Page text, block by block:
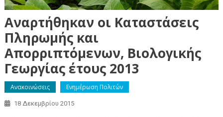
Αναρτήθηκαν οι Καταστάσεις
Πληρωμής και
Απορριπτόμενων, Βιολογικής
Γεωργίας έτους 2013
Ανακοινώσεις Ενημέρωση Πολιτών
18 Δεκεμβρίου 2015